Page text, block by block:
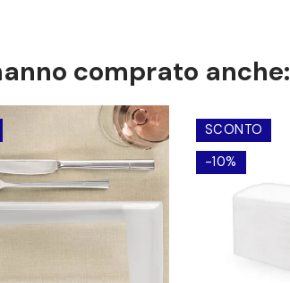
comprato anche:
SCONTO
-10%